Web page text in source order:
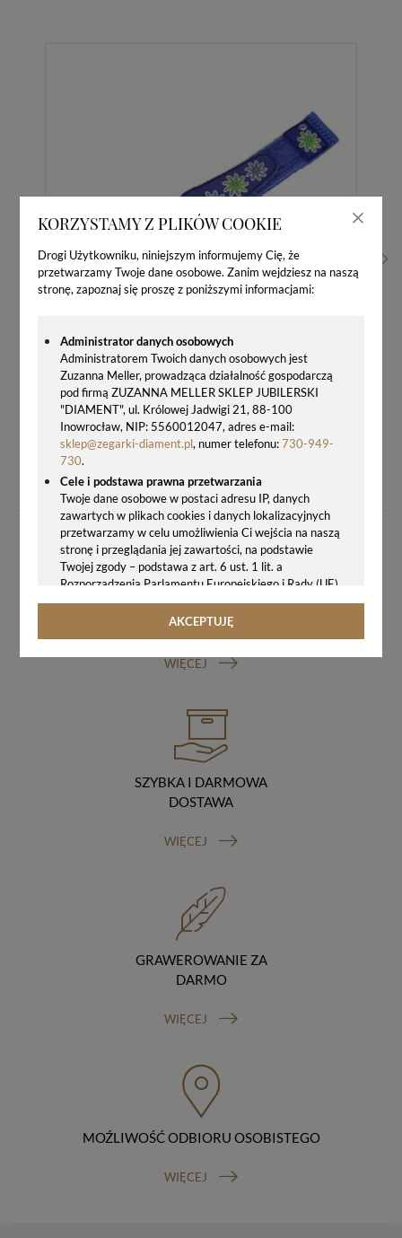
KORZYSTAMY Z PLIKÓW COOKIE
Drogi Użytkowniku, niniejszym informujemy Cię, że
przetwarzamy Twoje dane osobowe. Zanim wejdziesz na naszą
stronę, zapoznaj się proszę z poniższymi informacjami:
Administrator danych osobowych
Administratorem Twoich danych osobowych jest
Zuzanna Meller, prowadząca działalność gospodarczą
pod firmą ZUZANNA MELLER SKLEP JUBILERSKI
"DIAMENT", ul. Królowej Jadwigi 21, 88-100
Inowrocław, NIP: 5560012047, adres e-mail:
sklep@zegarki-diament.pl, numer telefonu:730-949-
730.
Cele i podstawa prawna przetwarzania
Twoje dane osobowe w postaci adresu IP, danych
zawartych w plikach cookies i danych lokalizacyjnych
przetwarzamy w celu umożliwienia Ci wejścia na naszą
stronę i przeglądania jej zawartości, na podstawie
Twojej zgody – podstawa z art. 6 ust. 1 lit. a
Rozporządzenia Parlamentu Europejskiego i Rady (UE)
2016/679 z 27.04.2016 r. w sprawie ochrony osób
fizycznych w związku z przetwarzaniem danych
rozporządzenie o ochronie danych, tj. RODO).
Twoje dane osobowe możemy udostępniać
hostingodawcy. Takie podmioty przetwarzają dane na
podstawie umowy z nami i tylko zgodnie z naszymi
poleceniami. Przekazujemy Twoje dane poza teren
Polski/UE/Europejskiego Obszaru Gospodarczego.
Okres przechowywania danych
Twoje dane przechowujemy do czasu posiadania
otrzymania ich kopii, prawo do sprostowania
(poprawiania) swoich danych, prawo do usunięcia
danych (jeżeli Twoim zdaniem nie ma podstaw do tego,
abyśmy przetwarzali Twoje dane, możesz zażądać,
abyśmy je usunęli), prawo do ograniczenia
przetwarzania danych (możesz zażądać, abyśmy
ograniczyli przetwarzanie Twoich danych osobowych
uzgodnionych z Tobą działań, jeżeli Twoim zdaniem
sprzeciwu wobec przetwarzania danych, prawo do
przenoszenia danych, prawo do wniesienia skargi do
organu nadzorczego (Prezesa Urzędu Ochrony Danych
Osobowych, ul. Stawki 2, 00-193 Warszawa) oraz
prawo do cofnięcia zgody na przetwarzanie danych
przetwarzanie danych w dowolnym momencie;
AKCEPTUJĘ
35,00 zł
GWARANCJA ORYGINALNOŚCI ZEGARKA
WIĘCEJ
SZYBKA I DARMOWA
DOSTAWA
WIĘCEJ
GRAWEROWANIE ZA
DARMO
WIĘCEJ
MOŹLIWOŚĆ ODBIORU OSOBISTEGO
WIĘCEJ